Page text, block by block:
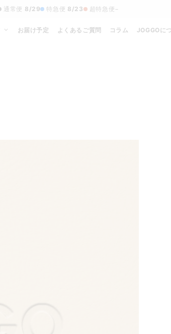
通常便 8/29 特急便 8/23 超特急便−
お届け予定 よくあるご質問 コラム JOGGOに